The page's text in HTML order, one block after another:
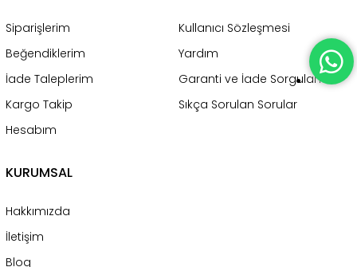
Siparişlerim
Beğendiklerim
İade Taleplerim
Kargo Takip
Hesabım
Kullanıcı Sözleşmesi
Yardım
Garanti ve İade Sorgulama
Sıkça Sorulan Sorular
KURUMSAL
Hakkımızda
İletişim
Blog